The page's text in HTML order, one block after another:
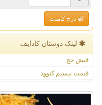
درج کامنت
لینک دوستان كادایف
فیش حج
قیمت بیسیم کنوود